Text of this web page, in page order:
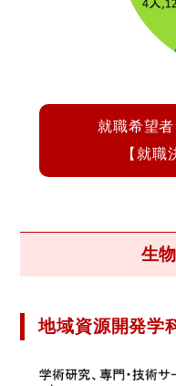
就職希望
【就職
生
地域資源開発学